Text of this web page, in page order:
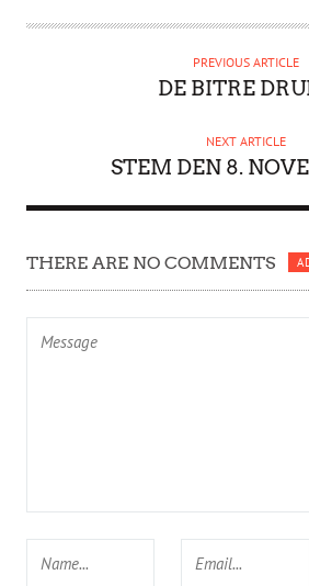
T
PREVIOUS ARTICLE
DE BITRE
NEXT ARTICLE
STEM DEN 8.
THERE ARE NO COMMENTS